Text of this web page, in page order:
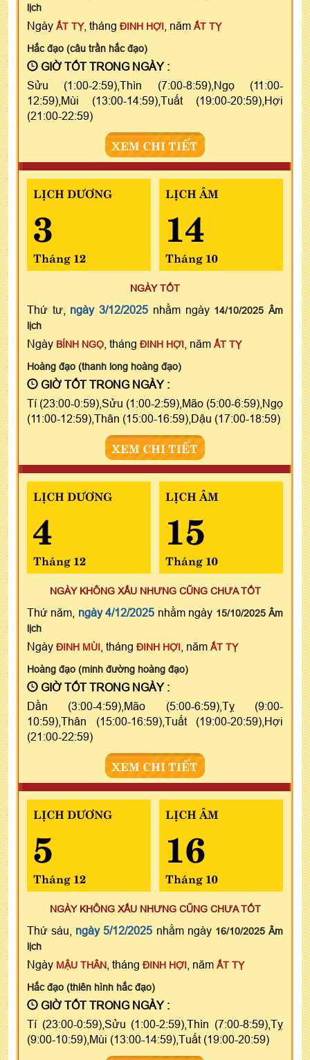
lịch
Ngày ẤT TỴ, tháng ĐINH HỢI , năm ẤT TỴ
Hắc đạo (câu trần hắc đạo)
GIỜ TỐT TRONG NGÀY :
Sửu (1:00-2:59),Thìn (7:00-8:59),Ngọ (11:00-
12:59),Mùi (13:00-14:59),Tuất (19:00-20:59),Hợi
(21:00-22:59)
XEM CHI TIẾT
LỊCH DƯƠNG
3
Tháng 12
LỊCH ÂM
14
Tháng 10
NGÀY TỐT
Thứ tư, ngày 3/12/2025 nhằm ngày 14/10/2025 Âm
lịch
Ngày BÍNH NGỌ , tháng ĐINH HỢI , năm ẤT TỴ
Hoàng đạo (thanh long hoàng đạo)
GIỜ TỐT TRONG NGÀY :
Tí (23:00-0:59),Sửu (1:00-2:59),Mão (5:00-6:59),Ngọ
(11:00-12:59),Thân (15:00-16:59),Dậu (17:00-18:59)
XEM CHI TIẾT
LỊCH DƯƠNG
4
Tháng 12
LỊCH ÂM
15
Tháng 10
NGÀY KHÔNG XẤU NHƯNG CŨNG CHƯA TỐT
Thứ năm, ngày 4/12/2025 nhằm ngày 15/10/2025 Âm
lịch
Ngày ĐINH MÙI , tháng ĐINH HỢI , năm ẤT TỴ
Hoàng đạo (minh đường hoàng đạo)
GIỜ TỐT TRONG NGÀY :
Dần (3:00-4:59),Mão (5:00-6:59),Tỵ (9:00-
10:59),Thân (15:00-16:59),Tuất (19:00-20:59),Hợi
(21:00-22:59)
XEM CHI TIẾT
LỊCH DƯƠNG
5
Tháng 12
LỊCH ÂM
16
Tháng 10
NGÀY KHÔNG XẤU NHƯNG CŨNG CHƯA TỐT
Thứ sáu, ngày 5/12/2025 nhằm ngày 16/10/2025 Âm
lịch
Ngày MẬU THÂN , tháng ĐINH HỢI , năm ẤT TỴ
Hắc đạo (thiên hình hắc đạo)
GIỜ TỐT TRONG NGÀY :
Tí (23:00-0:59),Sửu (1:00-2:59),Thìn (7:00-8:59),Tỵ
(9:00-10:59),Mùi (13:00-14:59),Tuất (19:00-20:59)